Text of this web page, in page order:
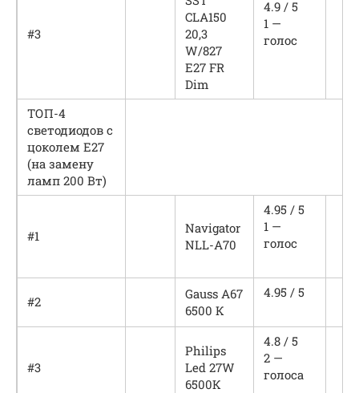
#3
CLA150
20,3
W/827
E27 FR
Dim
4.9 / 5
1 —
голос
ТОП-4
светодиодов с
цоколем Е27
(на замену
ламп 200 Вт)
#1
Navigator
NLL-A70
4.95 / 5
1 —
голос
#2
Gauss A67
6500 К
4.95 / 5
#3
Philips
Led 27W
6500К
4.8 / 5
2 —
голоса